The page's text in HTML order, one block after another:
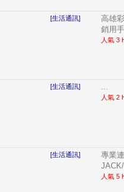
[生活通訊]
高雄
銷用
人氣 3
[生活通訊] ...
人氣 2
[生活通訊]
專業
人氣 5